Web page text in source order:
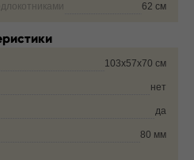
62 см
103х57х70 см
нет
да
80 мм